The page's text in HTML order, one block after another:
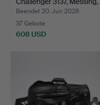
Beendet 20. Jun 2026
37 Gebote
608 USD